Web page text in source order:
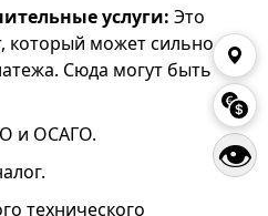
👁
услуги: Это
который может сильно
Сюда могут быть
и ОСАГО.
технического